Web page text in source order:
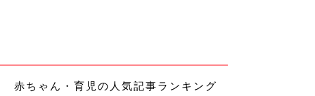
赤ちゃん・育児の人気記事ランキング